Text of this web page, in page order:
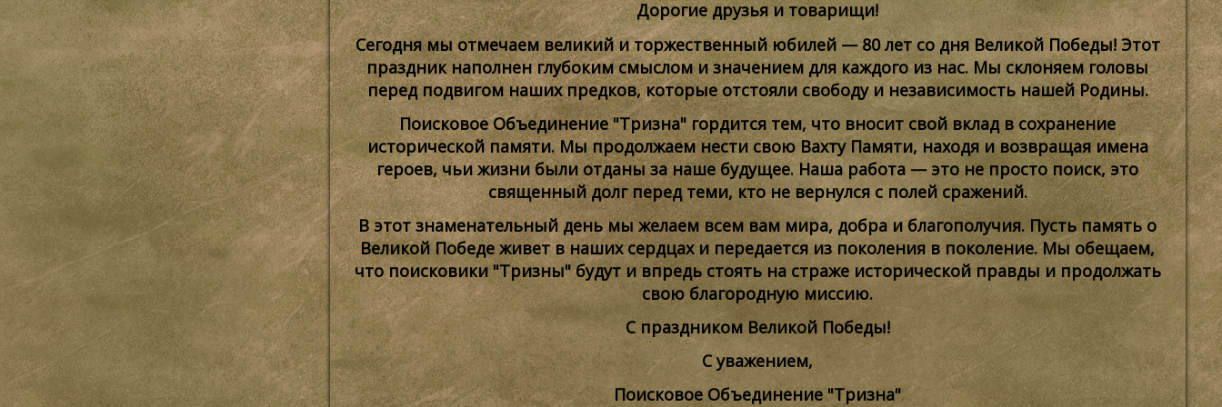
Дорогие друзья и товарищи!
Сегодня мы отмечаем великий и торжественный юбилей — 80 лет со дня Великой Победы! Этот
праздник наполнен глубоким смыслом и значением для каждого из нас. Мы склоняем головы
перед подвигом наших предков, которые отстояли свободу и независимость нашей Родины.
Поисковое Объединение "Тризна" гордится тем, что вносит свой вклад в сохранение
исторической памяти. Мы продолжаем нести свою Вахту Памяти, находя и возвращая имена
героев, чьи жизни были отданы за наше будущее. Наша работа — это не просто поиск, это
священный долг перед теми, кто не вернулся с полей сражений.
В этот знаменательный день мы желаем всем вам мира, добра и благополучия. Пусть память о
Великой Победе живет в наших сердцах и передается из поколения в поколение. Мы обещаем,
что поисковики "Тризны" будут и впредь стоять на страже исторической правды и продолжать
свою благородную миссию.
С праздником Великой Победы!
С уважением,
Поисковое Объединение "Тризна"